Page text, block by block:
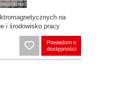
na
i środowisko pracy
Powiadom o
dostępności